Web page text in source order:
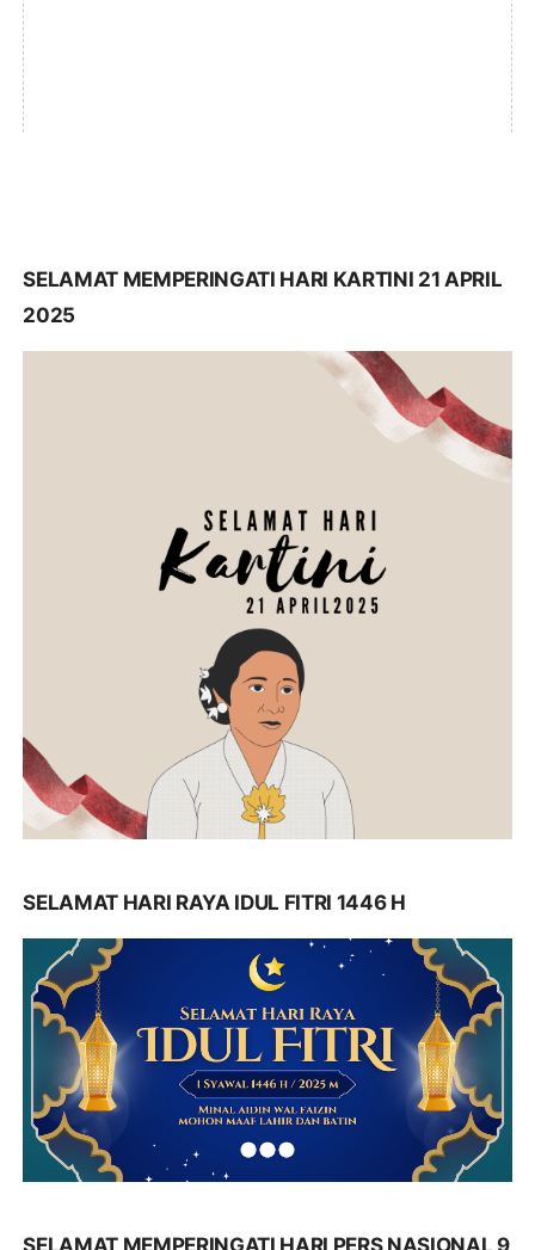
SELAMAT MEMPERINGATI HARI KARTINI 21 APRIL
2025
SELAMAT HARI RAYA IDUL FITRI 1446 H